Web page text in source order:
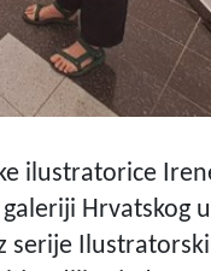
ilustratorice
Hrvatskog
serije